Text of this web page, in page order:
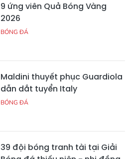
9 ứng viên Quả Bóng Vàng
2026
BÓNG ĐÁ
Maldini thuyết phục Guardiola
dẫn dắt tuyển Italy
BÓNG ĐÁ
39 đội bóng tranh tài tại Giải